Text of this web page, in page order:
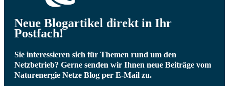
Neue Blogartikel direkt in Ihr
Postfach!
Sie interessieren sich für Themen rund um den
Netzbetrieb? Gerne senden wir Ihnen neue Beiträge vom
Naturenergie Netze Blog per E-Mail zu.